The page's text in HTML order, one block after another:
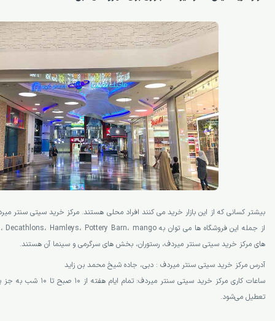
بیشتر کسانی که از این بازار خرید می کنند افراد محلی هستند. مرکز خرید سیتی سنتر
های مرکز خرید سیتی سنتر میردف، رستوران، بخش های سرگرمی و سینما آن هستند.
آدرس مرکز خرید سیتی سنتر میردف : دبی، جاده شیخ محمد بن زاید
تعطیل می‌شود.